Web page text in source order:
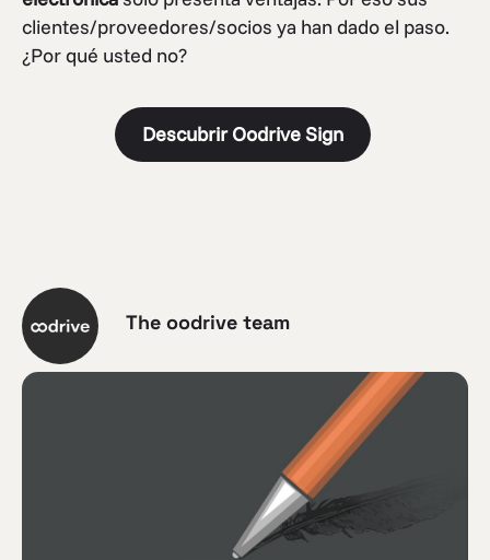
clientes/proveedores/socios ya han dado el paso.
¿Por qué usted no?
Descubrir Oodrive Sign
The oodrive team